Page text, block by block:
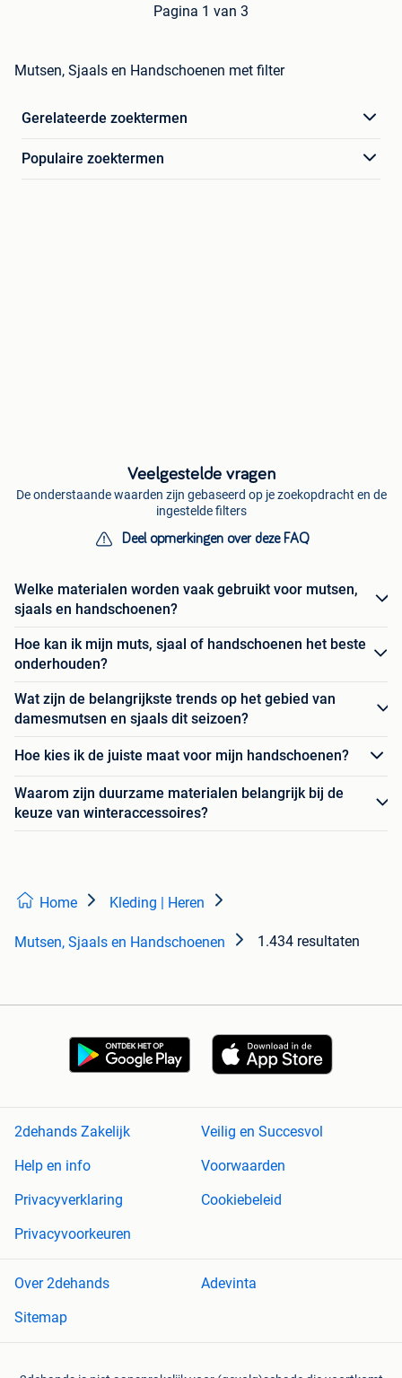
Pagina 1 van 3
Mutsen, Sjaals en Handschoenen met filter
Gerelateerde zoektermen
Populaire zoektermen
Veelgestelde vragen
De onderstaande waarden zijn gebaseerd op je zoekopdracht en de
ingestelde filters
Deel opmerkingen over deze FAQ
Welke materialen worden vaak gebruikt voor mutsen,
sjaals en handschoenen?
Hoe kan ik mijn muts, sjaal of handschoenen het beste
onderhouden?
Wat zijn de belangrijkste trends op het gebied van
damesmutsen en sjaals dit seizoen?
Hoe kies ik de juiste maat voor mijn handschoenen?
Waarom zijn duurzame materialen belangrijk bij de
keuze van winteraccessoires?
Home Kleding | Heren
Mutsen, Sjaals en Handschoenen 1.434 resultaten
2dehands Zakelijk
Veilig en Succesvol
Help en info
Voorwaarden
Privacyverklaring
Cookiebeleid
Privacyvoorkeuren
Over 2dehands
Adevinta
Sitemap